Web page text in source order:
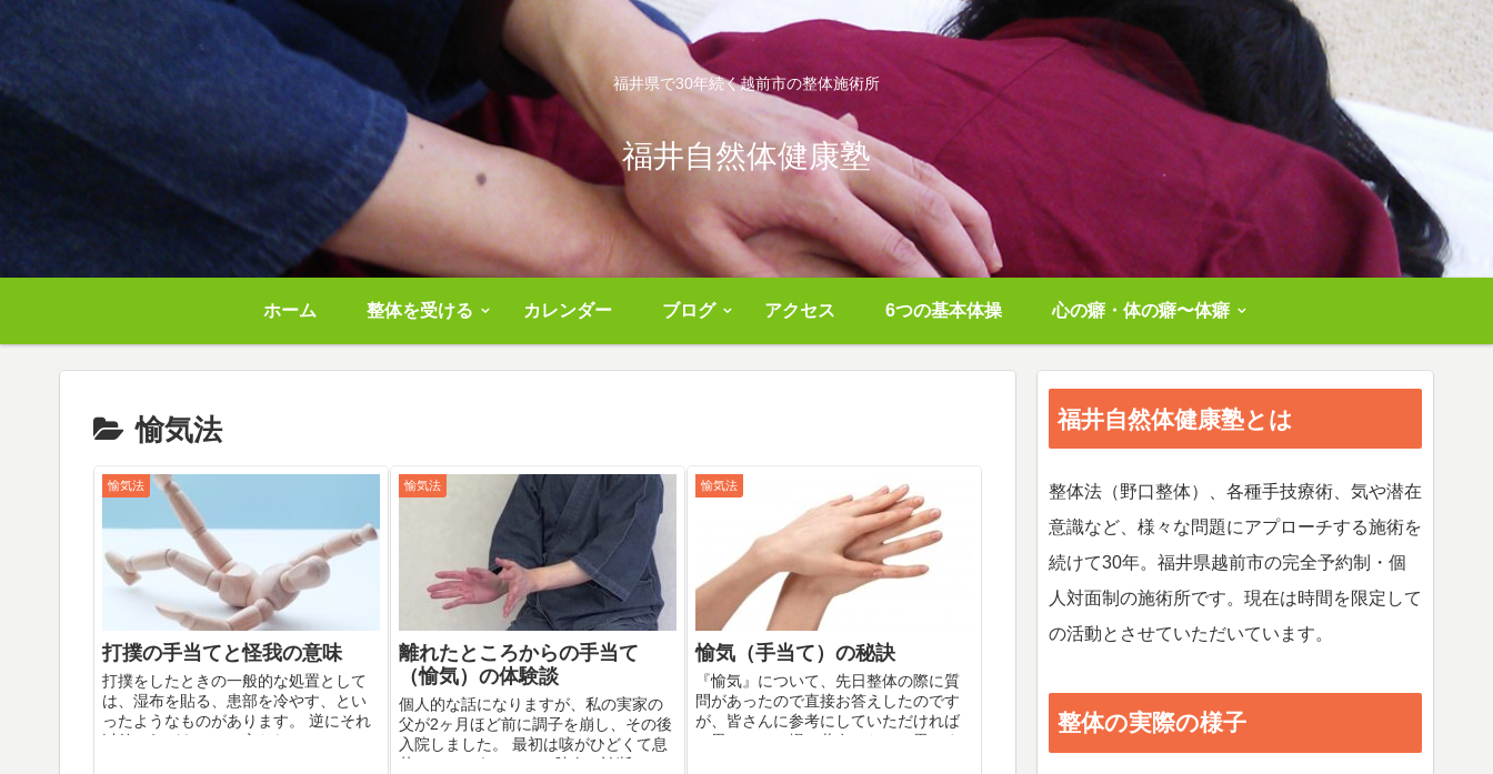
福井県で30年続く越前市の整体施術所
福井自然体健康塾
ホーム 整体を受ける カレンダー ブログ アクセス 6つの基本体操 心の癖・体の癖〜体癖
愉気法
愉気法
打撲の手当てと怪我の意味
打撲をしたときの一般的な処置として
は、湿布を貼る、患部を冷やす、とい
ったようなものがあります。 逆にそれ
以外に何があるかと言われると、ほと
愉気法
離れたところからの手当て
（愉気）の体験談
個人的な話になりますが、私の実家の
父が2ヶ月ほど前に調子を崩し、その後
入院しました。 最初は咳がひどくて息
苦しいということで、肺炎と診断さ
愉気法
愉気（手当て）の秘訣
『愉気』について、先日整体の際に質
問があったので直接お答えしたのです
が、皆さんに参考にしていただければ
と思い、この場で共有したいと思いま
福井自然体健康塾とは
整体法（野口整体）、各種手技療術、気や潜在
意識など、様々な問題にアプローチする施術を
続けて30年。福井県越前市の完全予約制・個
人対面制の施術所です。現在は時間を限定して
の活動とさせていただいています。
整体の実際の様子